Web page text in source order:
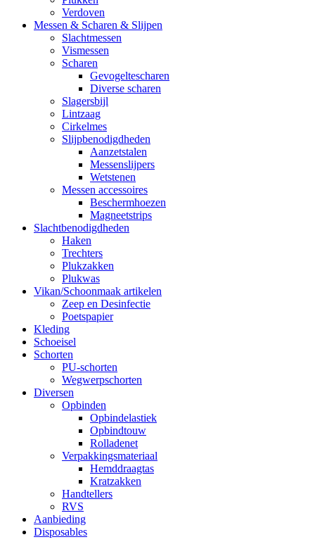
Verdoven
Messen & Scharen & Slijpen
Slachtmessen
Vismessen
Scharen
Gevogeltescharen
Diverse scharen
Slagersbijl
Lintzaag
Cirkelmes
Slijpbenodigdheden
Aanzetstalen
Messenslijpers
Wetstenen
Messen accessoires
Beschermhoezen
Magneetstrips
Slachtbenodigdheden
Haken
Trechters
Plukzakken
Plukwas
Vikan/Schoonmaak artikelen
Zeep en Desinfectie
Poetspapier
Kleding
Schoeisel
Schorten
PU-schorten
Wegwerpschorten
Diversen
Opbinden
Opbindelastiek
Opbindtouw
Rolladenet
Verpakkingsmateriaal
Hemddraagtas
Kratzakken
Handtellers
RVS
Aanbieding
Disposables